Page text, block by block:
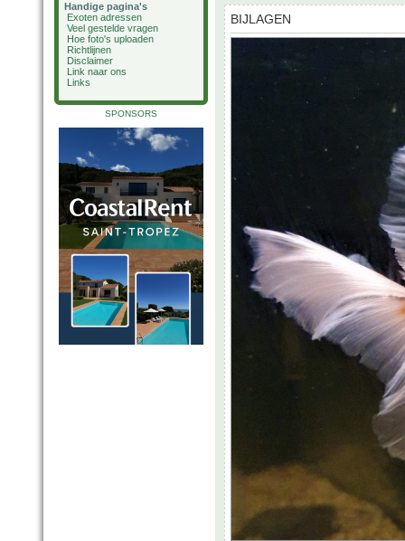
Handige pagina's
Exoten adressen
Veel gestelde vragen
Hoe foto's uploaden
Richtlijnen
Disclaimer
Link naar ons
Links
SPONSORS
BIJLAGEN